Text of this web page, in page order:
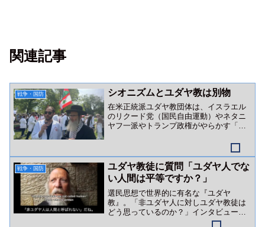
関連記事
戦争・国防 シオニズムとユダヤ教は別物
在米正統派ユダヤ教団体は、イスラエル
のリクード党（国民自由運動）やネタニ
ヤフ一派やトランプ政権がやらかす「ユ
戦争・国防
ユダヤ教徒に質問「ユダヤ人でな
い人間は平等ですか？」
選民思想で世界的に有名な『ユダヤ
教』。「非ユダヤ人に対しユダヤ教徒は
どう思っているのか？」インタビュー動